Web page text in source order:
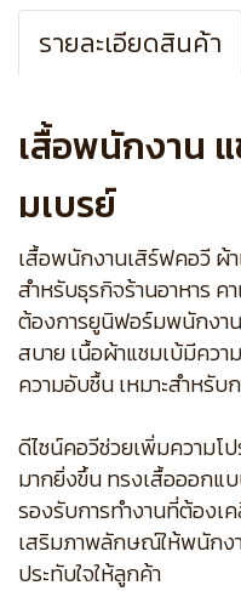
รายละเอียดสินค้า
เสื้อพนักงาน
มเบรย์
เสื้อพนักงานเสิร์ฟคอวี ผ้
สำหรับธุรกิจร้านอาหาร ค
ต้องการยูนิฟอร์มพนักงา
สบาย เนื้อผ้าแชมเบ้มีควา
ความอับชื้น เหมาะสำหรับ
ดีไซน์คอวีช่วยเพิ่มความโ
มากยิ่งขึ้น ทรงเสื้อออกแ
รองรับการทำงานที่ต้องเ
เสริมภาพลักษณ์ให้พนักง
ประทับใจให้ลูกค้า